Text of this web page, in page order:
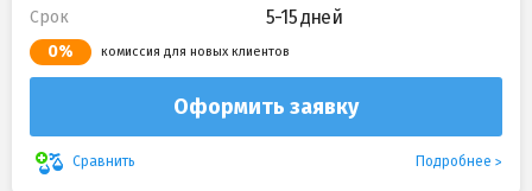
Срок 5-15 дней
0% комиссия для новых клиентов
Оформить заявку
Сравнить Подробнее